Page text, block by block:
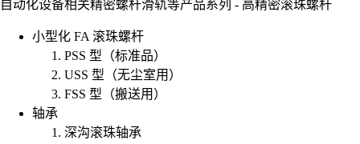
自动化设备相关精密螺杆滑轨等产品系列 - 高精密滚珠螺杆
小型化 FA 滚珠螺杆
PSS 型（标准品）
USS 型（无尘室用）
FSS 型（搬送用）
轴承
深沟滚珠轴承